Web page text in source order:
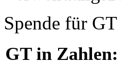
Spende für GT
GT in Zahlen: